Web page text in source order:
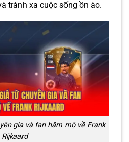
tránh xa cuộc sống ồn ào.
gia và fan hâm mộ về Frank
Rijkaard